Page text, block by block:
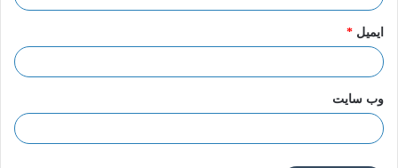
الأنبیاء اللاحقین له أیضاً أعطوا وعداً بمستقبل أفضل و ظهور الماشیح و الحکومه
الدینیه الخالده ، و ذلک حتى وصل نور النبوه للنبی دانیال علیه السلام .
أشعیاء ، الباب ۷ ، الآیه ۱۴
ایمیل *
وب‌ سایت